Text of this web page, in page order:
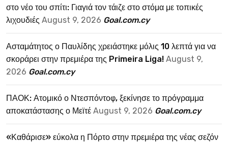
στο νέο του σπίτι: Γιαγιά τον τάιζε στο στόμα με τοπικές
λιχουδιές August 9, 2026 Goal.com.cy
Ασταμάτητος ο Παυλίδης χρειάστηκε μόλις 10 λεπτά για να
σκοράρει στην πρεμιέρα της Primeira Liga! August 9,
2026 Goal.com.cy
ΠΑΟΚ: Ατομικό ο Ντεσπόντοφ, ξεκίνησε το πρόγραμμα
αποκατάστασης ο Μεϊτέ August 9, 2026 Goal.com.cy
«Καθάρισε» εύκολα η Πόρτο στην πρεμιέρα της νέας σεζόν